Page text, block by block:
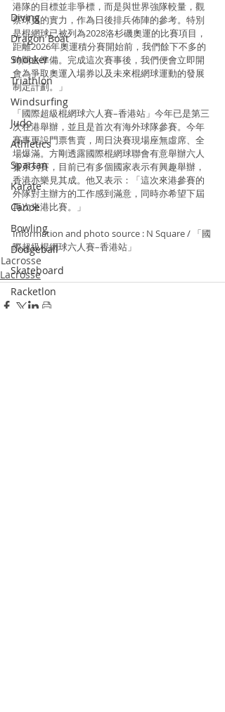
Diving
Dragon Boat
Snooker
Triathlon
Windsurfing
Judo
Athletics
Spartan
Karate
Canoe
Bowling
Dodgeball
Skateboard
Racketlon
Dance
港隊的目標並非爭標，而是與世界強隊較量，觀
察球員的實力，作為日後排兵佈陣的參考。特別
是棍網球已被列為2028洛杉磯奧運的比賽項目，
距離2026年奧運積分賽開始前，我們餘下不多的
時間去準備。完成這次賽事後，我們便會立即開
會為爭取奧運入場券以及未來棍網球運動的發展
制定計劃。」
「國際超級棍網球六人賽–香港站」今年已是第三
次在港舉辦，並且是首次有海外球隊參賽。今年
賽事更設門票售賣，周日決賽現場座無虛席、全
場爆滿。方剛透露國際棍網球聯會有意舉辦六人
賽系列賽，目前已有多個國家表示有興趣舉辦，
香港亦樂見其成。他又表示：「這次來港參賽的
外隊對主辦方的工作感到滿意，同時亦希望下屆
再次來港比賽。」
Information and photo source : N Square / 「國
際超級棍網球六人賽–香港站」
Lacrosse
Lacrosse